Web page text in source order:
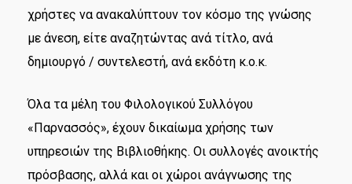
χρήστες να ανακαλύπτουν τον κόσμο της γνώσης
με άνεση, είτε αναζητώντας ανά τίτλο, ανά
δημιουργό / συντελεστή, ανά εκδότη κ.ο.κ.
Όλα τα μέλη του Φιλολογικού Συλλόγου
«Παρνασσός», έχουν δικαίωμα χρήσης των
υπηρεσιών της Βιβλιοθήκης. Οι συλλογές ανοικτής
πρόσβασης, αλλά και οι χώροι ανάγνωσης της